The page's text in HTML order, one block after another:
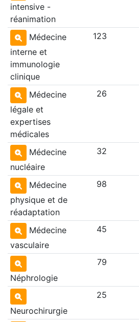
intensive -
réanimation
Médecine
interne et
immunologie
clinique
123
Médecine
légale et
expertises
médicales
26
Médecine
nucléaire
32
Médecine
physique et de
réadaptation
98
Médecine
vasculaire
45
Néphrologie
79
Neurochirurgie
25